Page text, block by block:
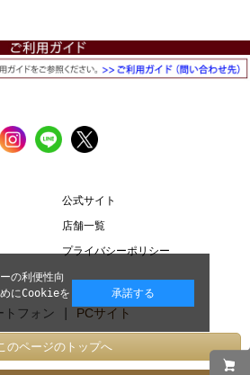
公式サイト
店舗一覧
プライバシーポリシー
トフォン | PCサイト
のページのトップへ
の利便性向
めにCookieを
承諾する